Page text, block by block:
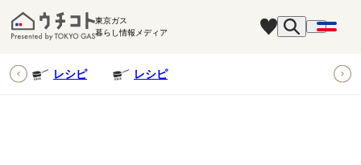
東京ガス
暮らし情報メディア
レシピ レシピ